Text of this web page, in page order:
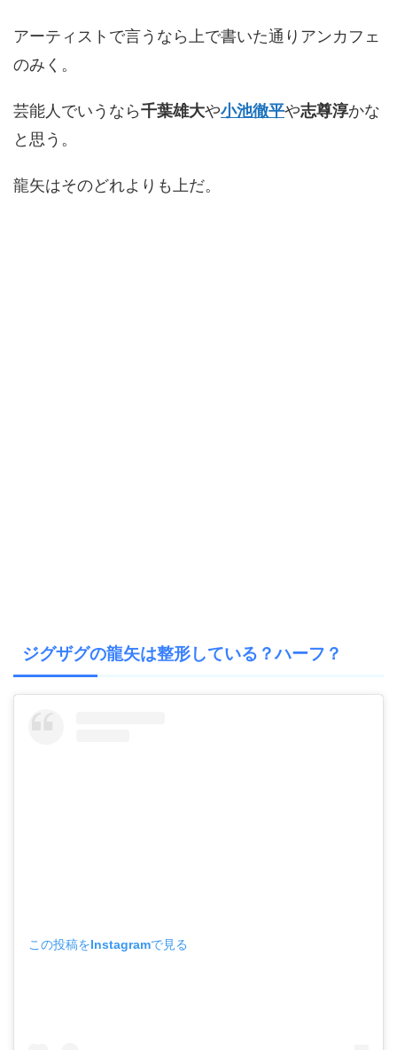
アーティストで言うなら上で書いた通りアンカフェ
のみく。
芸能人でいうなら千葉雄大や小池徹平や志尊淳かな
と思う。
龍矢はそのどれよりも上だ。
ジグザグの龍矢は整形している？ハーフ？
この投稿をInstagramで見る